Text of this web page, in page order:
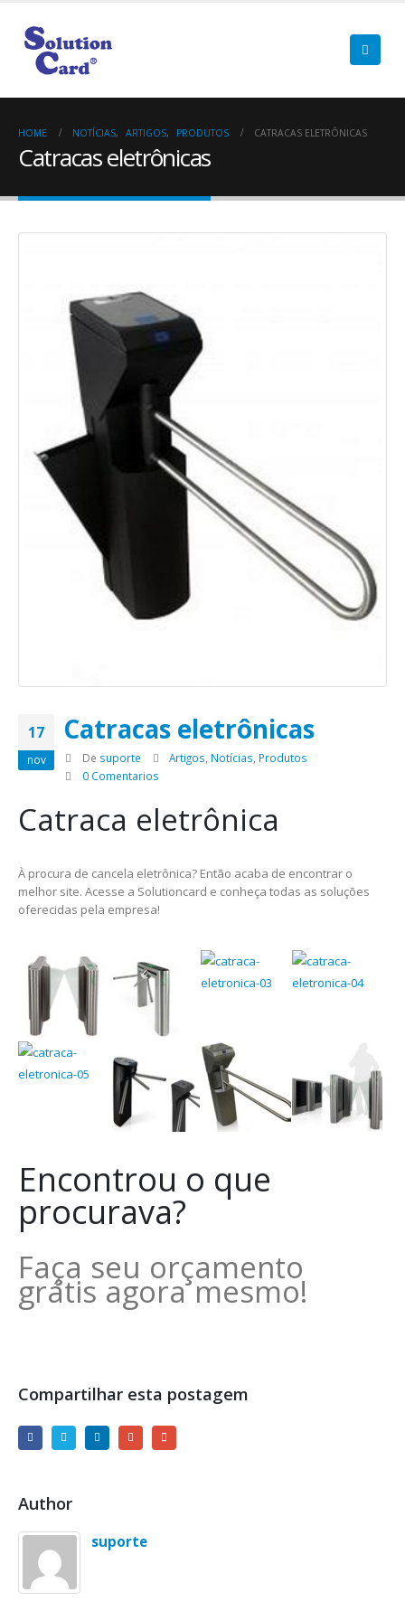
HOME NOTÍCIAS, ARTIGOS, PRODUTOS CATRACAS ELETRÔNICAS
Catracas eletrônicas
17
nov
Catracas eletrônicas
De suporte Artigos, Notícias, Produtos
0 Comentarios
Catraca eletrônica
À procura de cancela eletrônica? Então acaba de encontrar o
melhor site. Acesse a Solutioncard e conheça todas as soluções
oferecidas pela empresa!
Encontrou o que
procurava?
Faça seu orçamento
grátis agora mesmo!
Compartilhar esta postagem
Author
suporte